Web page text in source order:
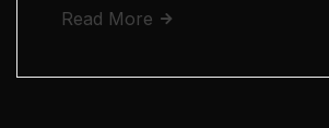
Read More